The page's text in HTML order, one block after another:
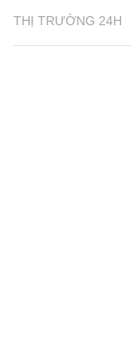
THỊ TRƯỜNG 24H